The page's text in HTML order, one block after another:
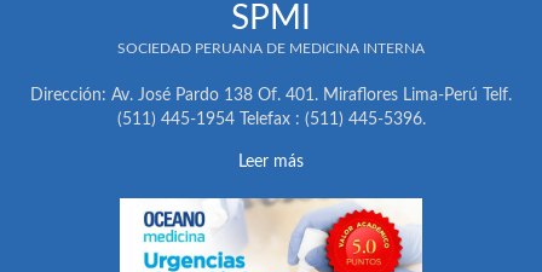
SPMI
SOCIEDAD PERUANA DE MEDICINA INTERNA
Dirección: Av. José Pardo 138 Of. 401. Miraflores Lima-Perú Telf.
(511) 445-1954 Telefax : (511) 445-5396.
Leer más